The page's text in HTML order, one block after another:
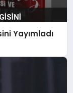
Yayımladı